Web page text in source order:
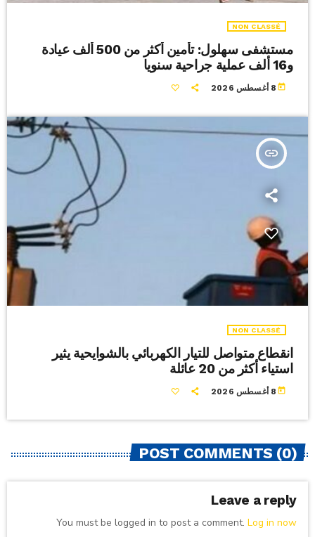
NON CLASSÉ
مستشفى سهلول: تأمين أكثر من 500 ألف عيادة
و16 ألف عملية جراحية سنويا
today 8 أغسطس 2026
insert_link
NON CLASSÉ
انقطاع متواصل للتيار الكهربائي بالشوايحية يثير
استياء أكثر من 20 عائلة
today 8 أغسطس 2026
POST COMMENTS (0)
Leave a reply
You must be logged in to post a comment. Log in now